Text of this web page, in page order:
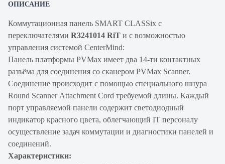
ОПИСАНИЕ
Коммутационная панель SMART CLASSix с
переключателями R3241014 RiT и с возможностью
управления системой CenterMind:
Панель платформы PVMax имеет два 14-ти контактных
разъёма для соединения со сканером PVMax Scanner.
Соединение происходит с помощью специального шнура
Round Scanner Attachment Cord требуемой длины. Каждый
порт управляемой панели содержит светодиодный
индикатор красного цвета, облегчающий IT персоналу
осуществление задач коммутации и диагностики панелей и
соединений.
Характеристики: